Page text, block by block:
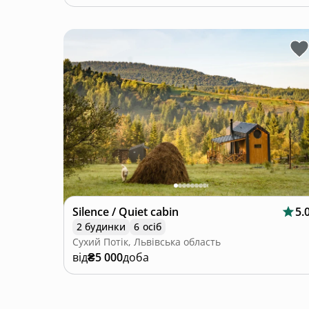
Silence / Quiet cabin
2 будинки
6 осіб
Сухий Потік, Львівська область
від₴5 000доба